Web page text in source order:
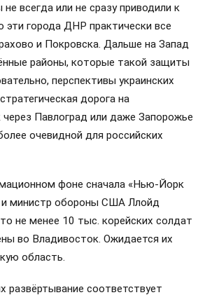
всегда или не сразу приводили к
эти города ДНР практически все
и Покровска. Дальше на Запад
районы, которые такой защиты
перспективы украинских
дорога на
Павлоград или даже Запорожье
очевидной для российских
фоне сначала «Нью-Йорк
и министр обороны США Ллойд
не менее 10 тыс. корейских солдат
во Владивосток. Ожидается их
область.
развёртывание соответствует